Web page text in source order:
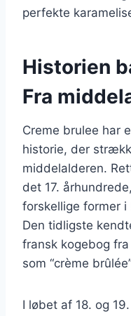
perfekte
Historien
Fra
Creme brulee har
historie, der
middelalderen.
det 17.
forskellige former i
Den tidligste
fransk kogebog
som “crème
I løbet af 18. og